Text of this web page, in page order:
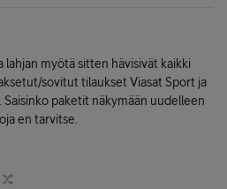
lahjan myötä sitten hävisivät kaikki
sovitut tilaukset Viasat Sport ja
Saisinko paketit näkymään uudelleen
en tarvitse.